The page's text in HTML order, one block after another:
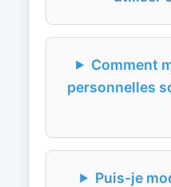
Comment
personnelles
Puis-je